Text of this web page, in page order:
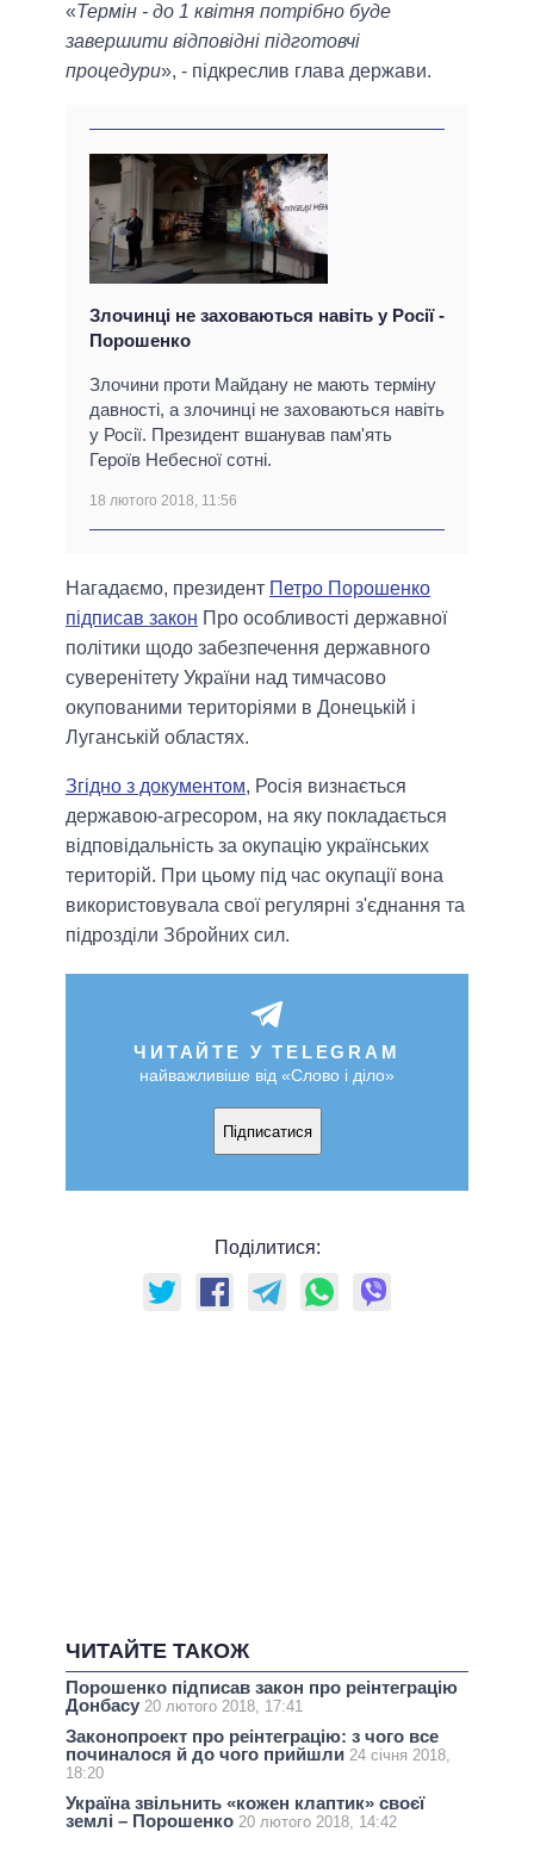
«Термін - до 1 квітня потрібно буде
завершити відповідні підготовчі
процедури», - підкреслив глава держави.
Злочинці не заховаються навіть у Росії -
Порошенко
Злочини проти Майдану не мають терміну
давності, а злочинці не заховаються навіть
у Росії. Президент вшанував пам'ять
Героїв Небесної сотні.
18 лютого 2018, 11:56
Нагадаємо, президент Петро Порошенко
підписав закон Про особливості державної
політики щодо забезпечення державного
суверенітету України над тимчасово
окупованими територіями в Донецькій і
Луганській областях.
Згідно з документом, Росія визнається
державою-агресором, на яку покладається
відповідальність за окупацію українських
територій. При цьому під час окупації вона
використовувала свої регулярні з'єднання та
підрозділи Збройних сил.
ЧИТАЙТЕ У TELEGRAM
найважливіше від «Слово і діло»
Підписатися
Поділитися:
ЧИТАЙТЕ ТАКОЖ
Порошенко підписав закон про реінтеграцію
Донбасу 20 лютого 2018, 17:41
Законопроект про реінтеграцію: з чого все
починалося й до чого прийшли 24 січня 2018,
18:20
Україна звільнить «кожен клаптик» своєї
землі – Порошенко 20 лютого 2018, 14:42